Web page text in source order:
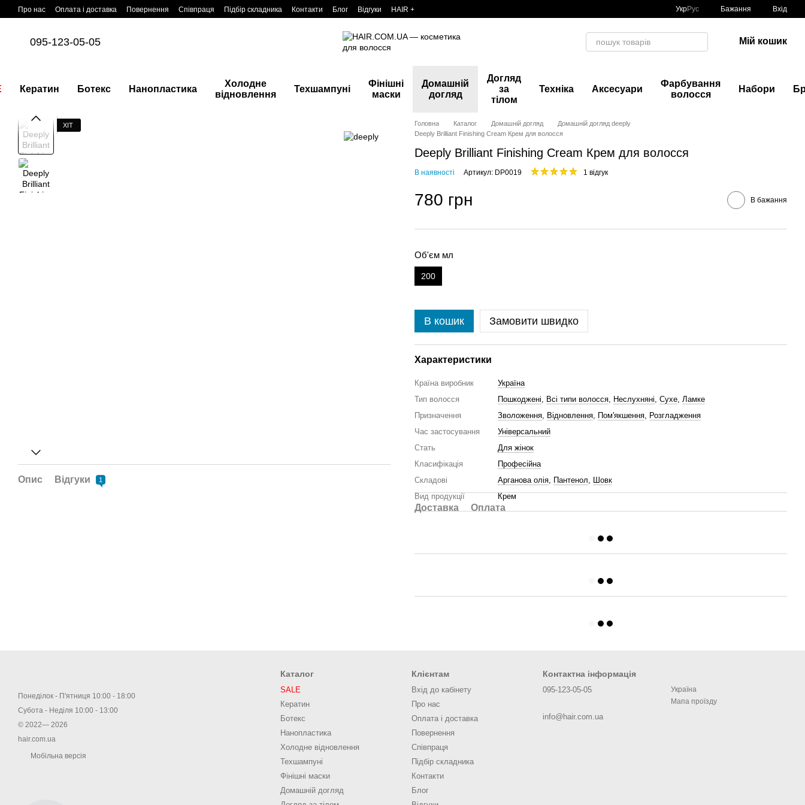
Перейти до основного контенту
Про нас Оплата і доставка Повернення Співпраця Підбір складника Контакти Блог Відгуки HAIR + УкрРус Бажання Вхід
095-123-05-05 Мій кошик
Кератин Ботекс Нанопластика
Холодне
відновлення
Техшампуні
Фінішні
маски
Домашній
догляд
Догляд
за
тілом
Техніка Аксесуари
Фарбування
волосся
Набори
ХІТ
Опис Відгуки 1
Головна Каталог Домашній догляд
Домашній догляд deeply
Deeply Brilliant Finishing Cream Крем для волосся
Deeply Brilliant Finishing Cream Крем для волосся
В наявності Артикул: DP0019 1 відгук
780 грн В бажання
Об'єм мл
200
В кошик Замовити швидко
Характеристики
Країна виробник
Україна
Тип волосся
Пошкоджені, Всі типи волосся, Неслухняні, Сухе, Ламке
Призначення
Зволоження, Відновлення, Пом'якшення, Розгладження
Час застосування
Універсальний
Стать
Для жінок
Класифікація
Професійна
Складові
Арганова олія, Пантенол, Шовк
Вид продукції
Крем
Доставка Оплата
Понеділок - П'ятниця 10:00 - 18:00
Субота - Неділя 10:00 - 13:00
© 2022— 2026
hair.com.ua
Мобільна версія
Каталог
SALE
Кератин
Ботекс
Нанопластика
Холодне відновлення
Техшампуні
Фінішні маски
Домашній догляд
Клієнтам
Вхід до кабінету
Про нас
Оплата і доставка
Повернення
Співпраця
Підбір складника
Контакти
Блог
Контактна інформація
095-123-05-05
info@hair.com.ua
Україна
Мапа проїзду